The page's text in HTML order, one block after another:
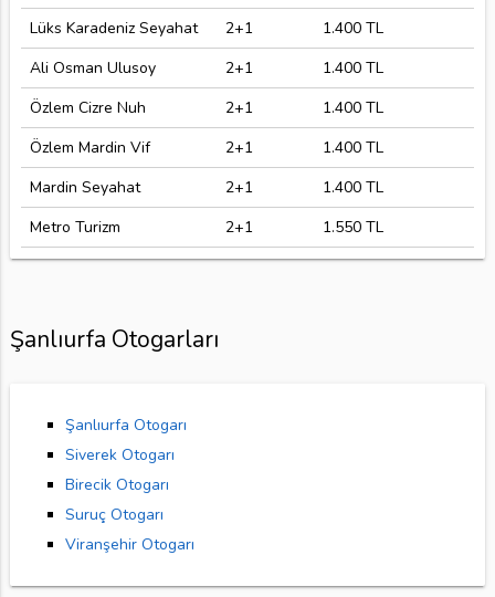
Lüks Karadeniz Seyahat
2+1
1.400 TL
Ali Osman Ulusoy
2+1
1.400 TL
Özlem Cizre Nuh
2+1
1.400 TL
Özlem Mardin Vif
2+1
1.400 TL
Mardin Seyahat
2+1
1.400 TL
Metro Turizm
2+1 1.550 TL
Şanlıurfa Otogarları
Şanlıurfa Otogarı
Siverek Otogarı
Birecik Otogarı
Suruç Otogarı
Viranşehir Otogarı